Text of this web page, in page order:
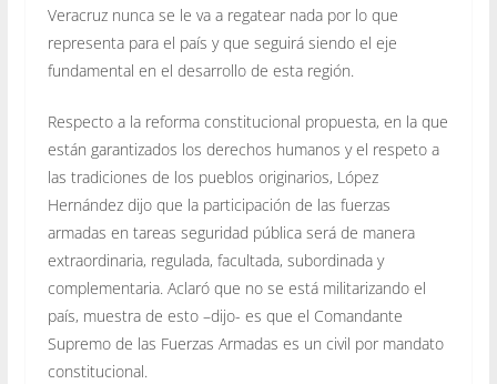
Veracruz nunca se le va a regatear nada por lo que
representa para el país y que seguirá siendo el eje
fundamental en el desarrollo de esta región.
Respecto a la reforma constitucional propuesta, en la que
están garantizados los derechos humanos y el respeto a
las tradiciones de los pueblos originarios, López
Hernández dijo que la participación de las fuerzas
armadas en tareas seguridad pública será de manera
extraordinaria, regulada, facultada, subordinada y
complementaria. Aclaró que no se está militarizando el
país, muestra de esto –dijo- es que el Comandante
Supremo de las Fuerzas Armadas es un civil por mandato
constitucional.